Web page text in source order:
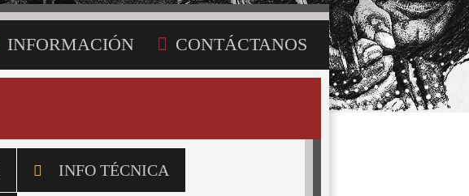
INFORMACIÓN CONTÁCTANOS
INFO TÉCNICA